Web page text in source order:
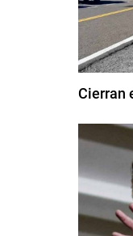
Cierran